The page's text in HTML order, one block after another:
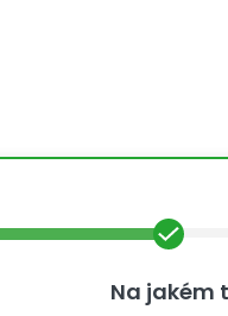
Na jakém